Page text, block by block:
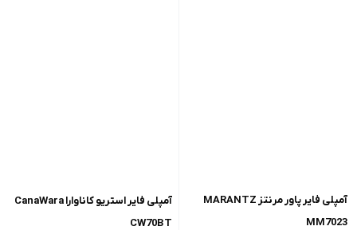
آمپلی فایر پاور مرنتز MARANTZ
MM7023
آمپلی فایر استریو کاناوارا CanaWara
CW70BT